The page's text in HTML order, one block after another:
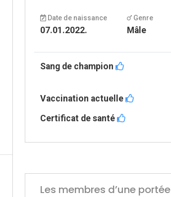
Date de naissance
07.01.2022.
Genre
Mâle
Sang de champion
Vaccination actuelle
Certificat de santé
Les membres d’une portée